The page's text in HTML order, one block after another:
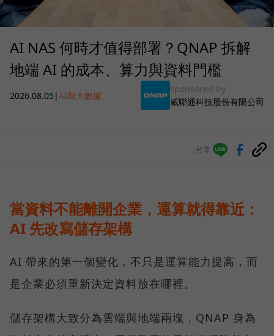
AI NAS 何時才值得部署？QNAP 拆解
地端 AI 的成本、算力與資料門檻
2026.08.05 |AI與大數據
sponsored by
威聯通科技股份有限公司
分享
當資料不能離開企業，運算就得靠近：
AI 先改寫儲存架構
AI 帶來的第一個變化，不只是運算能力提高，而
是企業必須重新決定資料放在哪裡。
儲存架構大致分為雲端與地端兩塊，QNAP 身為